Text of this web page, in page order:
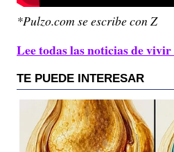
*Pulzo.com se escribe con Z
Lee todas las noticias de